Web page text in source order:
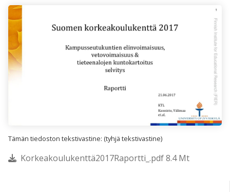
Tämän tiedoston tekstivastine: (tyhjä tekstivastine)
Korkeakoulukenttä2017Raportti_.pdf 8.4 Mt